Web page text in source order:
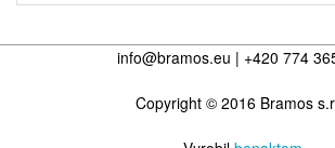
info@bramos.eu | +420 774
Copyright © 2016 Bramos